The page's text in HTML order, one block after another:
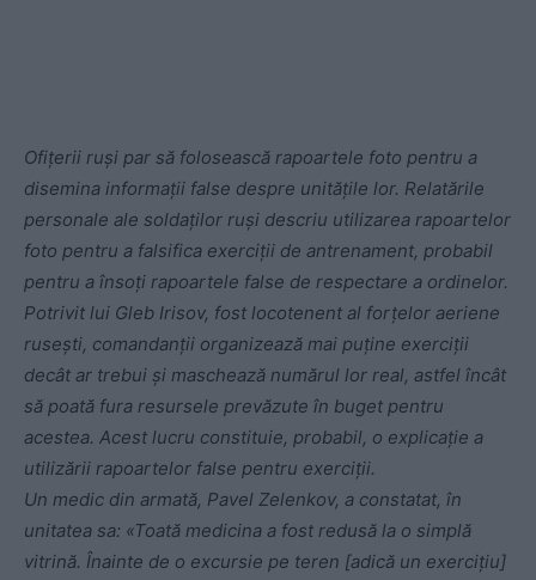
Ofițerii ruși par să folosească rapoartele foto pentru a
disemina informații false despre unitățile lor. Relatările
personale ale soldaților ruși descriu utilizarea rapoartelor
foto pentru a falsifica exerciții de antrenament, probabil
pentru a însoți rapoartele false de respectare a ordinelor.
Potrivit lui Gleb Irisov, fost locotenent al forțelor aeriene
rusești, comandanții organizează mai puține exerciții
decât ar trebui și maschează numărul lor real, astfel încât
să poată fura resursele prevăzute în buget pentru
acestea. Acest lucru constituie, probabil, o explicație a
utilizării rapoartelor false pentru exerciții.
Un medic din armată, Pavel Zelenkov, a constatat, în
unitatea sa: «Toată medicina a fost redusă la o simplă
vitrină. Înainte de o excursie pe teren [adică un exercițiu]